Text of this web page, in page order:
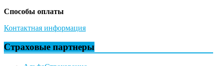
Способы оплаты
Контактная информация
Страховые партнеры